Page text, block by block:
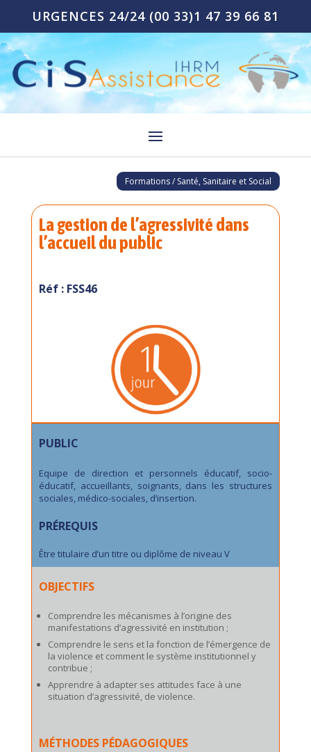
URGENCES 24/24 (00 33)1 47 39 66 81
Formations / Santé, Sanitaire et Social
La gestion de l’agressivité dans
l’accueil du public
Réf : FSS46
PUBLIC
Equipe de direction et personnels éducatif, socio-
éducatif, accueillants, soignants, dans les structures
sociales, médico-sociales, d’insertion.
PRÉREQUIS
Être titulaire d’un titre ou diplôme de niveau V
OBJECTIFS
Comprendre les mécanismes à l’origine des
manifestations d’agressivité en institution ;
Comprendre le sens et la fonction de l’émergence de
la violence et comment le système institutionnel y
contribue ;
Apprendre à adapter ses attitudes face à une
situation d’agressivité, de violence.
MÉTHODES PÉDAGOGIQUES